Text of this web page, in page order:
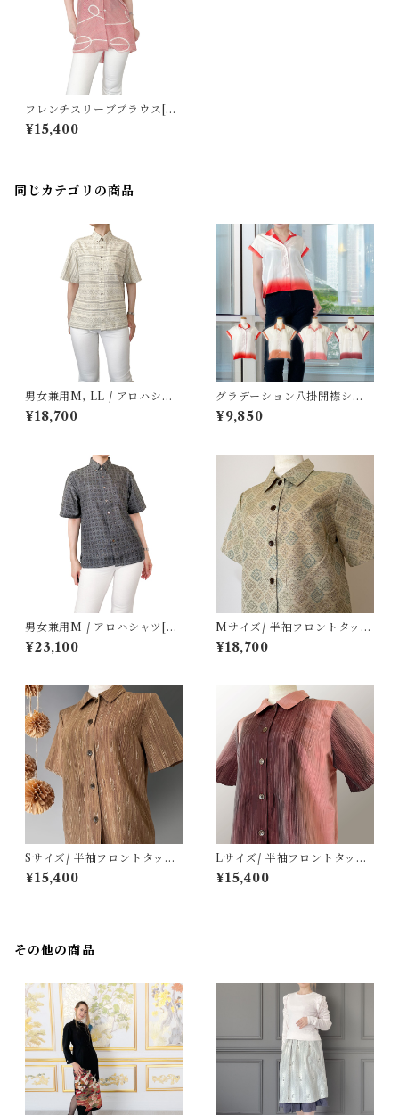
フレンチスリーブブラウス[曲
線模様赤系羽裏]
¥15,400
同じカテゴリの商品
男女兼用M, LL / アロハシャ
ツ[アイボリーに幾何学絣手織
り紬]
¥18,700
グラデーション八掛開襟シャ
ツ -レディース
¥9,850
男女兼用M / アロハシャツ[割
込絣大島紬ダークグレー丸模
様]
¥23,100
Mサイズ/ 半袖フロントタック
ブラウス[カーキ色菱模様西陣
お召]
¥18,700
Sサイズ/ 半袖フロントタック
ブラウス[ブラウン雨簾よろけ
縞]
¥15,400
Lサイズ/ 半袖フロントタック
ブラウス[ピンク～エンジグラ
デーション雨筋紬]
¥15,400
その他の商品